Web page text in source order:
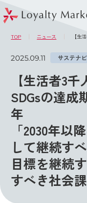
TOP ニュース 【生
2025.09.11 サステナ
【生活者3
SDGsの達成
年
「2030年以
して継続す
目標を継続
すべき社会